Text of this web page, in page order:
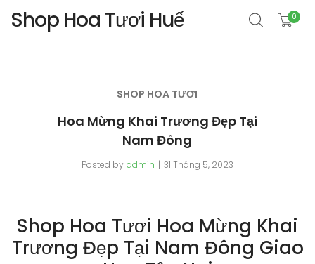
Shop Hoa Tươi Huế 0
SHOP HOA TƯƠI
Hoa Mừng Khai Trương Đẹp Tại
Nam Đông
Posted by admin 31 Tháng 5, 2023
Shop Hoa Tươi Hoa Mừng Khai
Trương Đẹp Tại Nam Đông Giao